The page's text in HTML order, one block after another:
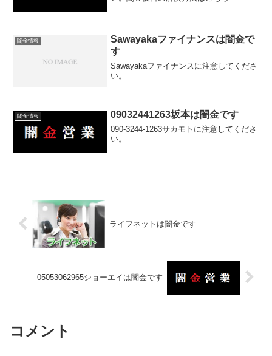
闇金情報
Sawayakaファイナンスは闇金で
す
Sawayakaファイナンスに注意してくださ
い。
闇金情報 09032441263坂本は闇金です
090-3244-1263サカモトに注意してくださ
い。
ライフネットは闇金です
05053062965ショーエイは闇金です
コメント